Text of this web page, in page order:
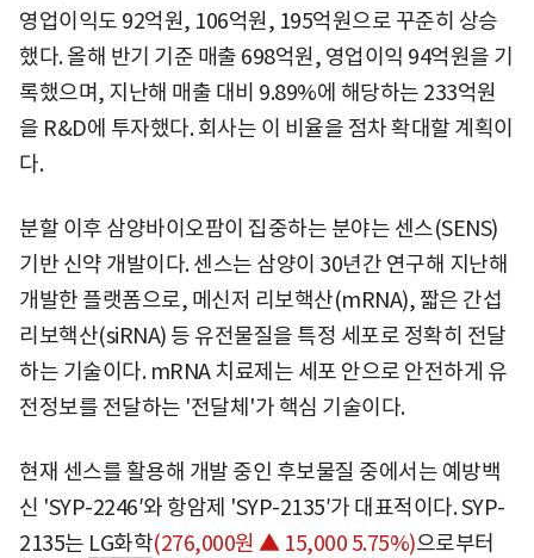
영업이익도 92억원, 106억원, 195억원으로 꾸준히 상승
했다. 올해 반기 기준 매출 698억원, 영업이익 94억원을 기
록했으며, 지난해 매출 대비 9.89%에 해당하는 233억원
을 R&D에 투자했다. 회사는 이 비율을 점차 확대할 계획이
다.
분할 이후 삼양바이오팜이 집중하는 분야는 센스(SENS)
기반 신약 개발이다. 센스는 삼양이 30년간 연구해 지난해
개발한 플랫폼으로, 메신저 리보핵산(mRNA), 짧은 간섭
리보핵산(siRNA) 등 유전물질을 특정 세포로 정확히 전달
하는 기술이다. mRNA 치료제는 세포 안으로 안전하게 유
전정보를 전달하는 '전달체'가 핵심 기술이다.
현재 센스를 활용해 개발 중인 후보물질 중에서는 예방백
신 'SYP-2246′와 항암제 'SYP-2135′가 대표적이다. SYP-
2135는 LG화학(276,000원 ▲ 15,000 5.75%)으로부터